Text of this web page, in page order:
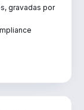
gravadas por